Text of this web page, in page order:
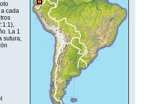
cada
La 1
sutura,